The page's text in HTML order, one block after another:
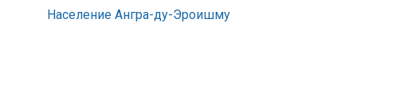
Население Ангра-ду-Эроишму